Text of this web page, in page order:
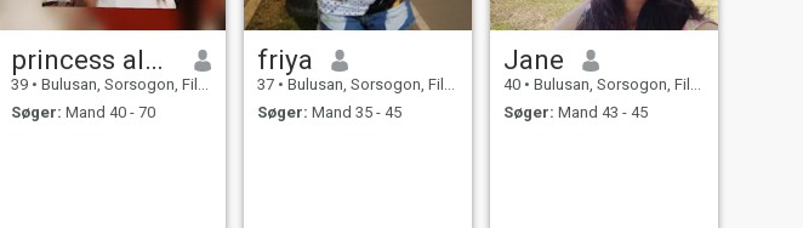
princess almira
39 • Bulusan, Sorsogon, Filippinerne
Søger: Mand 40 - 70
friya
37 • Bulusan, Sorsogon, Filippinerne
Søger: Mand 35 - 45
Jane
40 • Bulusan, Sorsogon, Filippinerne
Søger: Mand 43 - 45